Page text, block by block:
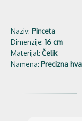
Naziv: Pinceta
Dimenzije:16 cm
Materijal:Čelik
Namena: Precizna